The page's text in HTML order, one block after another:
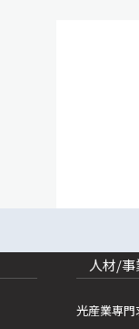
人材/
光産業専門